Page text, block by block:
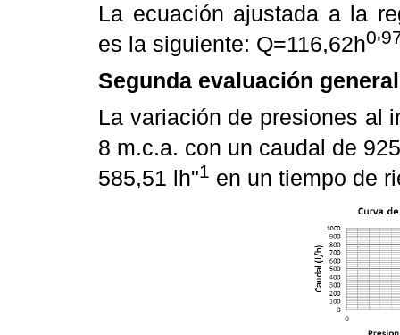
La ecuación ajustada a la
es la siguiente: Q=116,62h0'
Segunda evaluación general
La variación de presiones al
8 m.c.a. con un caudal de
585,51 lh"1 en un tiempo de